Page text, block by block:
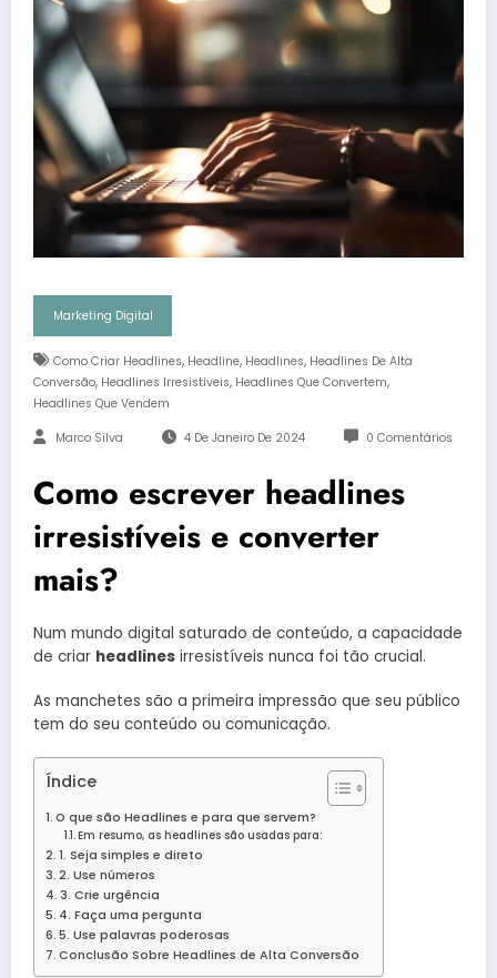
Marketing Digital
Como Criar Headlines, Headline, Headlines, Headlines De Alta
Conversão, Headlines Irresistíveis, Headlines Que Convertem,
Headlines Que Vendem
Marco Silva 4 De Janeiro De 2024 0 Comentários
Como escrever headlines
irresistíveis e converter
mais?
Num mundo digital saturado de conteúdo, a capacidade
de criar headlines irresistíveis nunca foi tão crucial.
As manchetes são a primeira impressão que seu público
tem do seu conteúdo ou comunicação.
Índice
O que são Headlines e para que servem?
Em resumo, as headlines são usadas para:
1. Seja simples e direto
2. Use números
3. Crie urgência
4. Faça uma pergunta
5. Use palavras poderosas
Conclusão Sobre Headlines de Alta Conversão